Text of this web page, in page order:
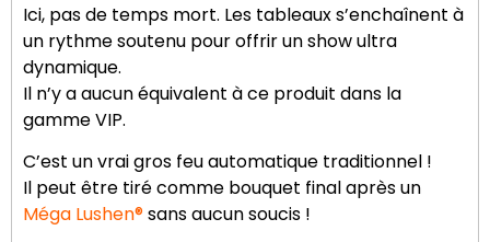
Ici, pas de temps mort. Les tableaux s’enchaînent à
un rythme soutenu pour offrir un show ultra
dynamique.
Il n’y a aucun équivalent à ce produit dans la
gamme VIP.
C’est un vrai gros feu automatique traditionnel !
Il peut être tiré comme bouquet final après un
Méga Lushen®sans aucun soucis !